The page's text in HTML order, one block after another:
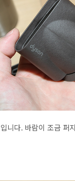
니다. 바람이 조금 퍼